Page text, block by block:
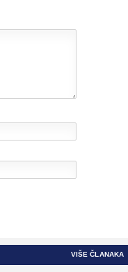
VIŠE ČLANAKA